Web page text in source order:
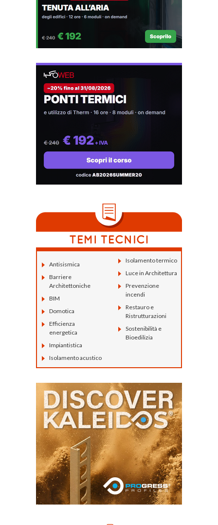
Antisismica
Barriere
Architettoniche
BIM
Domotica
Efficienza
energetica
Impiantistica
Isolamento acustico
Isolamento termico
Luce in Architettura
Prevenzione
incendi
Restauro e
Ristrutturazioni
Sostenibilità e
Bioedilizia